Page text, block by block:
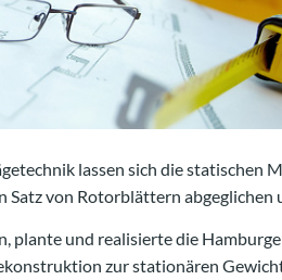
lassen sich die statischen
Satz von Rotorblättern
plante und realisierte die
zur stationären